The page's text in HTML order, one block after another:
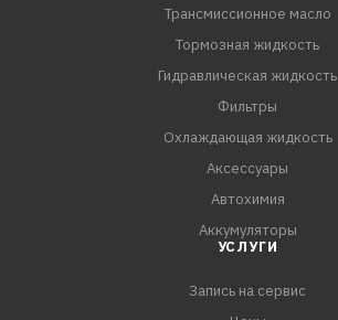
Трансмиссионное масло
Тормозная жидкость
Гидравлическая жидкость
Фильтры
Охлаждающая жидкость
Аксессуары
Автохимия
Аккумуляторы
УСЛУГИ
Запись на сервис